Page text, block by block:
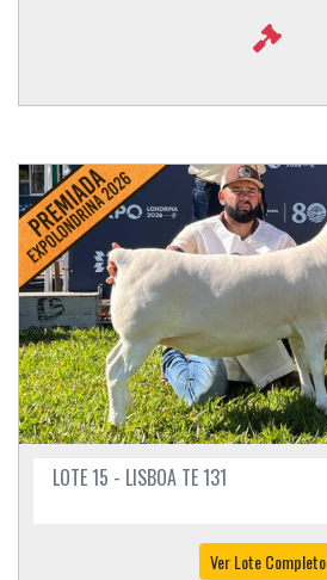
LOTE 15 - LISBOA TE 131
Ver Lote Completo